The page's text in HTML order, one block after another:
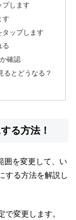
プします
す
ップします
る
確認
るとどうなる？
る方法！
囲を変更して、い
する方法を解説し
で変更します。